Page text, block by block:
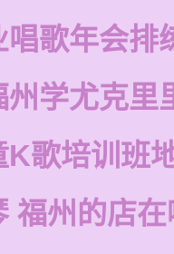
唱歌年会排
州学尤克里
K歌培训班
福州的店